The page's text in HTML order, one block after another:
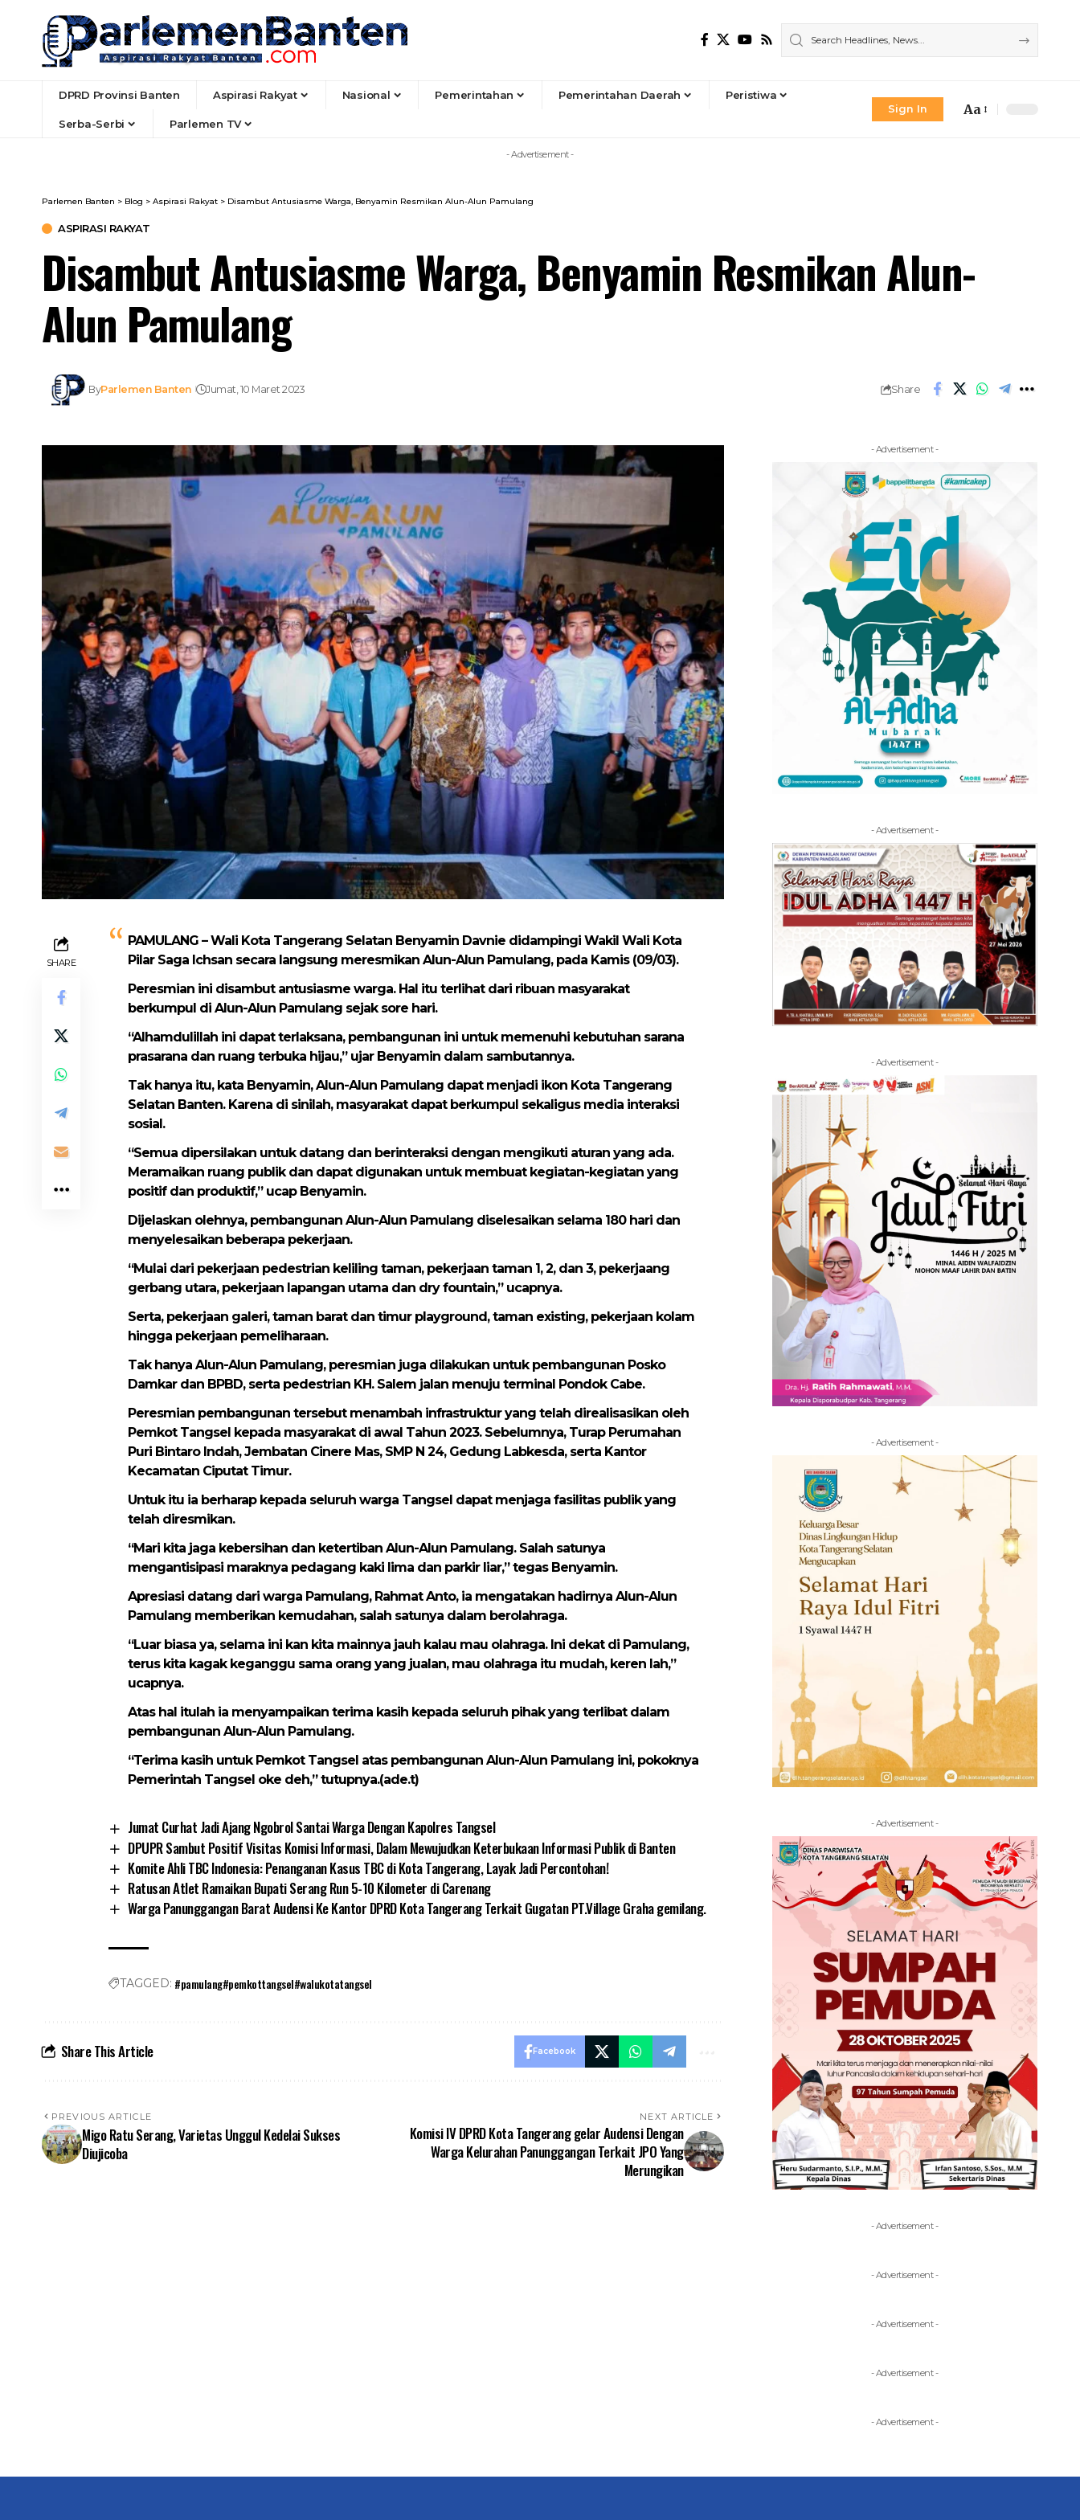
DPRD Provinsi Banten Aspirasi Rakyat Nasional Pemerintahan Pemerintahan Daerah Peristiwa
Serba-Serbi Parlemen TV
Sign In
Font
Aa
- Advertisement -
Parlemen Banten > Blog > Aspirasi Rakyat > Disambut Antusiasme Warga, Benyamin Resmikan Alun-Alun Pamulang
ASPIRASI RAKYAT
Disambut Antusiasme Warga, Benyamin Resmikan Alun-
Alun Pamulang
ByParlemen Banten Jumat, 10 Maret 2023 Share
SHARE
PAMULANG – Wali Kota Tangerang Selatan Benyamin Davnie didampingi Wakil Wali Kota
Pilar Saga Ichsan secara langsung meresmikan Alun-Alun Pamulang, pada Kamis (09/03).
Peresmian ini disambut antusiasme warga. Hal itu terlihat dari ribuan masyarakat
berkumpul di Alun-Alun Pamulang sejak sore hari.
“Alhamdulillah ini dapat terlaksana, pembangunan ini untuk memenuhi kebutuhan sarana
prasarana dan ruang terbuka hijau,” ujar Benyamin dalam sambutannya.
Tak hanya itu, kata Benyamin, Alun-Alun Pamulang dapat menjadi ikon Kota Tangerang
Selatan Banten. Karena di sinilah, masyarakat dapat berkumpul sekaligus media interaksi
sosial.
“Semua dipersilakan untuk datang dan berinteraksi dengan mengikuti aturan yang ada.
Meramaikan ruang publik dan dapat digunakan untuk membuat kegiatan-kegiatan yang
positif dan produktif,” ucap Benyamin.
Dijelaskan olehnya, pembangunan Alun-Alun Pamulang diselesaikan selama 180 hari dan
menyelesaikan beberapa pekerjaan.
“Mulai dari pekerjaan pedestrian keliling taman, pekerjaan taman 1, 2, dan 3, pekerjaang
gerbang utara, pekerjaan lapangan utama dan dry fountain,” ucapnya.
Serta, pekerjaan galeri, taman barat dan timur playground, taman existing, pekerjaan kolam
hingga pekerjaan pemeliharaan.
Tak hanya Alun-Alun Pamulang, peresmian juga dilakukan untuk pembangunan Posko
Damkar dan BPBD, serta pedestrian KH. Salem jalan menuju terminal Pondok Cabe.
Peresmian pembangunan tersebut menambah infrastruktur yang telah direalisasikan oleh
Pemkot Tangsel kepada masyarakat di awal Tahun 2023. Sebelumnya, Turap Perumahan
Puri Bintaro Indah, Jembatan Cinere Mas, SMP N 24, Gedung Labkesda, serta Kantor
Kecamatan Ciputat Timur.
Untuk itu ia berharap kepada seluruh warga Tangsel dapat menjaga fasilitas publik yang
telah diresmikan.
“Mari kita jaga kebersihan dan ketertiban Alun-Alun Pamulang. Salah satunya
mengantisipasi maraknya pedagang kaki lima dan parkir liar,” tegas Benyamin.
Apresiasi datang dari warga Pamulang, Rahmat Anto, ia mengatakan hadirnya Alun-Alun
Pamulang memberikan kemudahan, salah satunya dalam berolahraga.
“Luar biasa ya, selama ini kan kita mainnya jauh kalau mau olahraga. Ini dekat di Pamulang,
terus kita kagak keganggu sama orang yang jualan, mau olahraga itu mudah, keren lah,”
ucapnya.
Atas hal itulah ia menyampaikan terima kasih kepada seluruh pihak yang terlibat dalam
pembangunan Alun-Alun Pamulang.
“Terima kasih untuk Pemkot Tangsel atas pembangunan Alun-Alun Pamulang ini, pokoknya
Pemerintah Tangsel oke deh,” tutupnya.(ade.t)
Jumat Curhat Jadi Ajang Ngobrol Santai Warga Dengan Kapolres Tangsel
DPUPR Sambut Positif Visitas Komisi Informasi, Dalam Mewujudkan Keterbukaan Informasi Publik di Banten
Komite Ahli TBC Indonesia: Penanganan Kasus TBC di Kota Tangerang, Layak Jadi Percontohan!
Ratusan Atlet Ramaikan Bupati Serang Run 5-10 Kilometer di Carenang
Warga Panunggangan Barat Audensi Ke Kantor DPRD Kota Tangerang Terkait Gugatan PT.Village Graha gemilang.
TAGGED: #pamulang#pemkottangsel#walukotatangsel
Share This Article Facebook
PREVIOUS ARTICLE
Migo Ratu Serang, Varietas Unggul Kedelai Sukses
Diujicoba
NEXT ARTICLE
Komisi IV DPRD Kota Tangerang gelar Audensi Dengan
Warga Kelurahan Panunggangan Terkait JPO Yang
Merungikan
- Advertisement -
- Advertisement -
- Advertisement -
- Advertisement -
- Advertisement -
- Advertisement -
- Advertisement -
- Advertisement -
- Advertisement -
- Advertisement -